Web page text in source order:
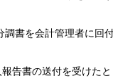
書を会計管理者に回
告書の送付を受けた